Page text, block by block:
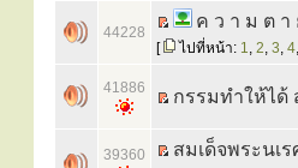
44228
ค ว า ม ต า
[ ไปที่หน้า: 1, 2, 3, 4,
41886 กรรมทำให้ได้
39360
สมเด็จพระนเ